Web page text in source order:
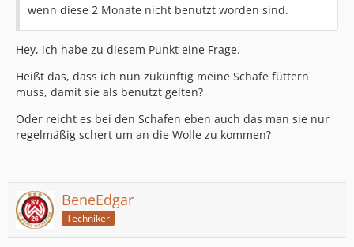
wenn diese 2 Monate nicht benutzt worden sind.
Hey, ich habe zu diesem Punkt eine Frage.
Heißt das, dass ich nun zukünftig meine Schafe füttern
muss, damit sie als benutzt gelten?
Oder reicht es bei den Schafen eben auch das man sie nur
regelmäßig schert um an die Wolle zu kommen?
BeneEdgar
Techniker